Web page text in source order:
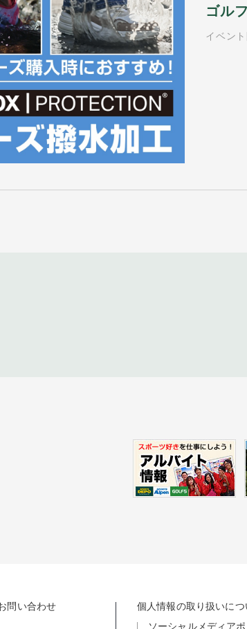
ゴル
イベン
問い合わせ
個人情報の取り扱いにつ
ソーシャルメディア